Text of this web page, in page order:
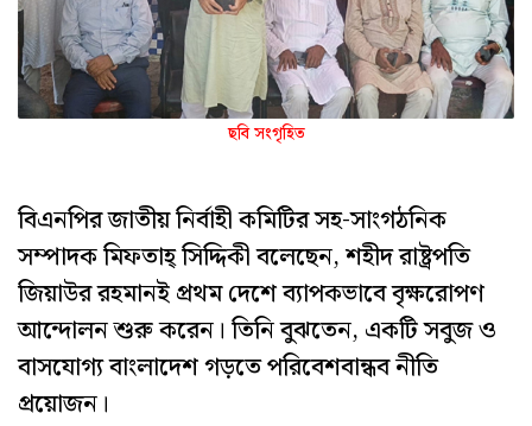
ছবি সংগৃহিত
বিএনপির জাতীয় নির্বাহী কমিটির সহ-সাংগঠনিক
সম্পাদক মিফতাহ্ সিদ্দিকী বলেছেন, শহীদ রাষ্ট্রপতি
জিয়াউর রহমানই প্রথম দেশে ব্যাপকভাবে বৃক্ষরোপণ
আন্দোলন শুরু করেন। তিনি বুঝতেন, একটি সবুজ ও
বাসযোগ্য বাংলাদেশ গড়তে পরিবেশবান্ধব নীতি
প্রয়োজন।